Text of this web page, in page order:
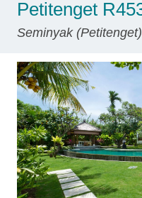
Petitenget
Seminyak (Petitenget)